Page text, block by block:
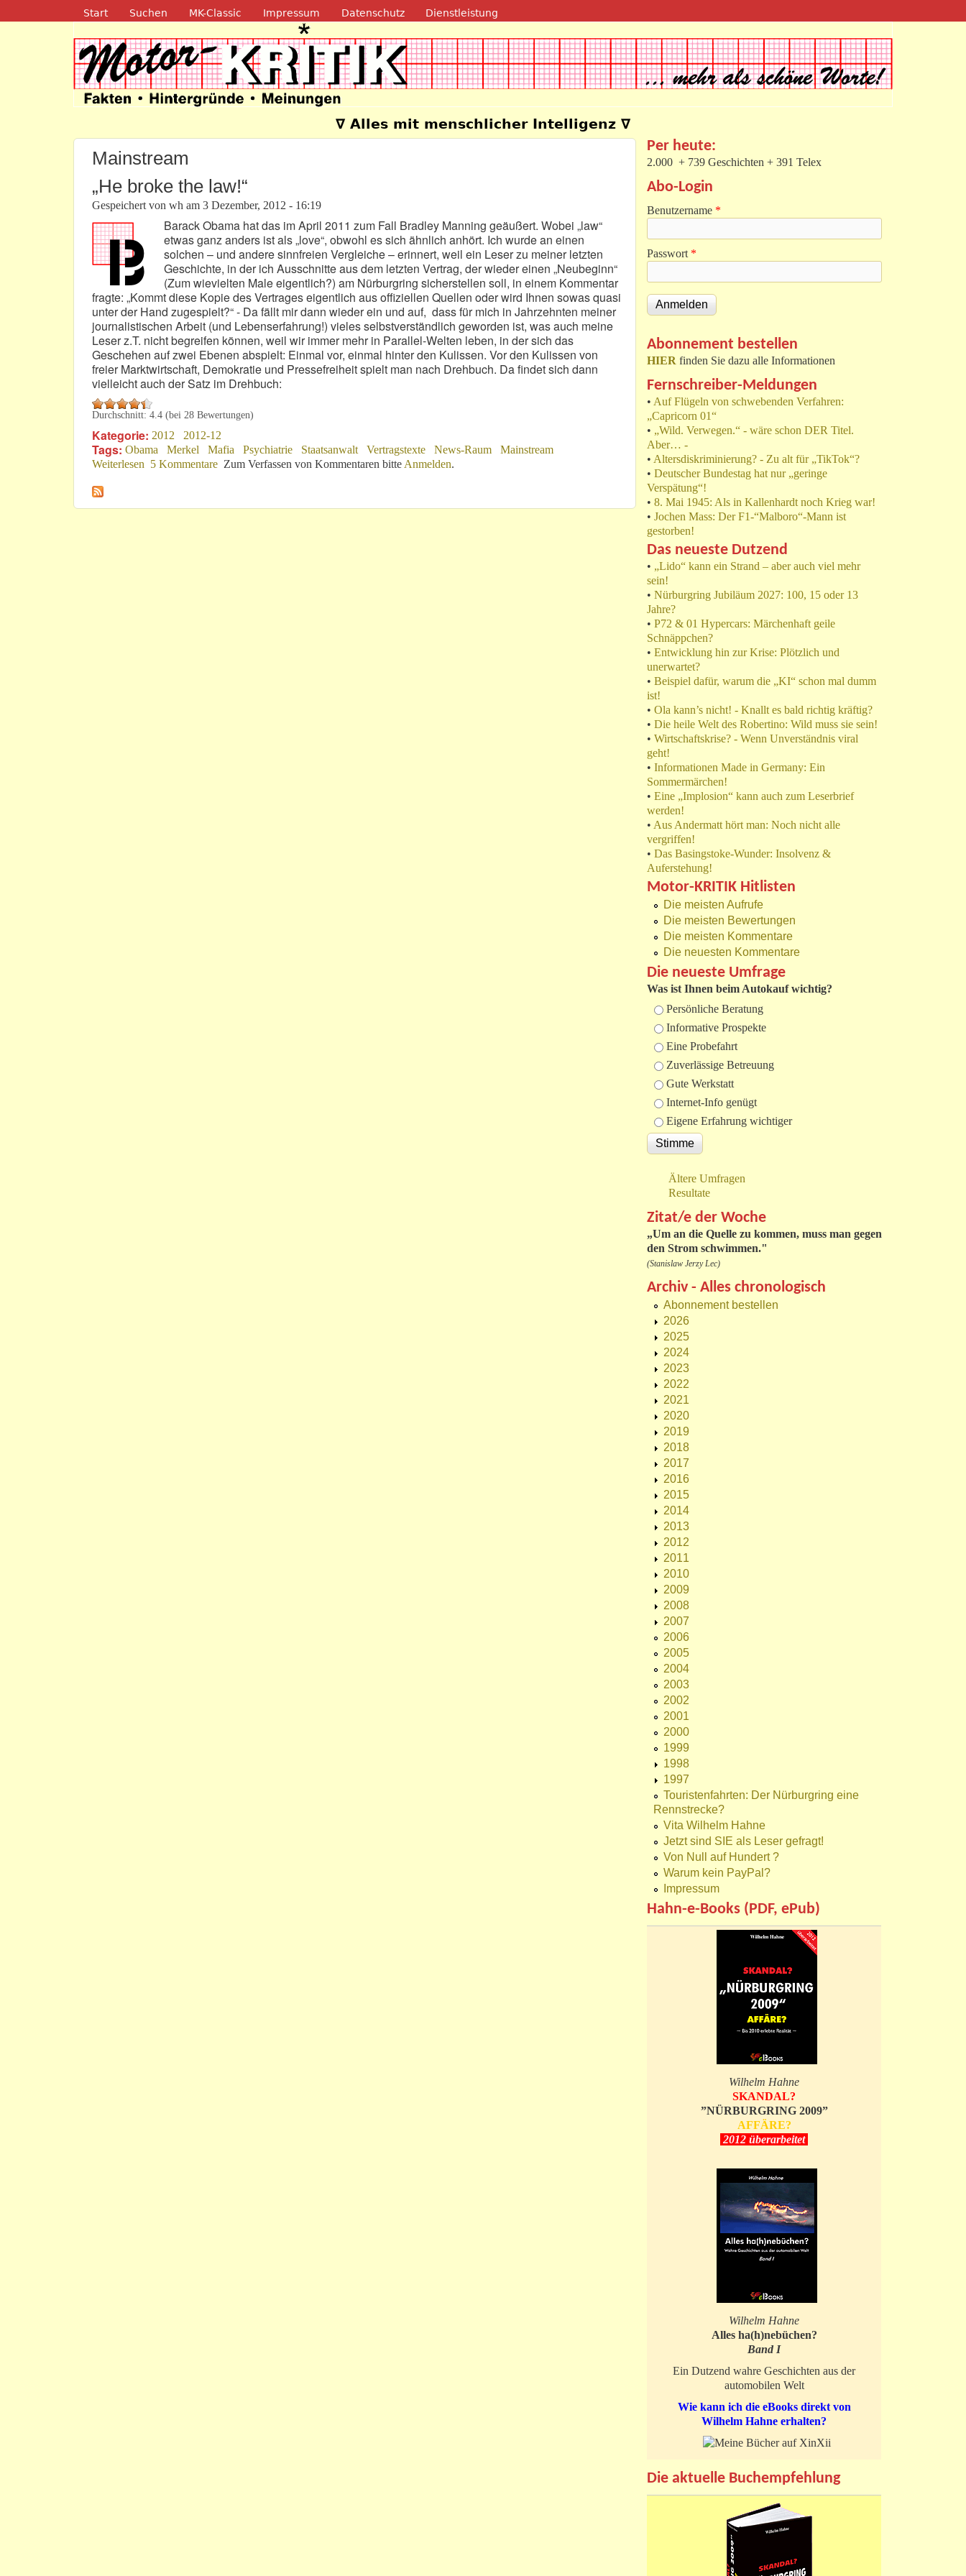
Direkt zum Inhalt
Navigation
Start Suchen MK-Classic Impressum Datenschutz Dienstleistung
Motor-Kritik.de∇ Alles mit menschlicher Intelligenz ∇
Mainstream
„He broke the law!“
Gespeichert von wh am 3 Dezember, 2012 - 16:19
Barack Obama hat das im April 2011 zum Fall Bradley Manning geäußert. Wobei „law“
etwas ganz anders ist als „love“, obwohl es sich ähnlich anhört. Ich wurde an einen
solchen – und andere sinnfreien Vergleiche – erinnert, weil ein Leser zu meiner letzten
Geschichte, in der ich Ausschnitte aus dem letzten Vertrag, der wieder einen „Neubeginn“
(Zum wievielten Male eigentlich?) am Nürburgring sicherstellen soll, in einem Kommentar
fragte: „Kommt diese Kopie des Vertrages eigentlich aus offiziellen Quellen oder wird Ihnen sowas quasi
unter der Hand zugespielt?“ - Da fällt mir dann wieder ein und auf, dass für mich in Jahrzehnten meiner
journalistischen Arbeit (und Lebenserfahrung!) vieles selbstverständlich geworden ist, was auch meine
Leser z.T. nicht begreifen können, weil wir immer mehr in Parallel-Welten leben, in der sich das
Geschehen auf zwei Ebenen abspielt: Einmal vor, einmal hinter den Kulissen. Vor den Kulissen von
freier Marktwirtschaft, Demokratie und Pressefreiheit spielt man nach Drehbuch. Da findet sich dann
vielleicht auch der Satz im Drehbuch:
Durchschnitt: 4.4 (bei 28 Bewertungen)
Kategorie: 2012 2012-12
Tags: Obama Merkel Mafia Psychiatrie Staatsanwalt Vertragstexte News-Raum
Mainstream
Weiterlesen über „He broke the law!“
5 Kommentare Zum Verfassen von Kommentaren bitte Anmelden.
Per heute:
2.000 + 739 Geschichten + 391 Telex
Abo-Login
Benutzername *
Passwort *
Abonnement bestellen
HIER finden Sie dazu alle Informationen
Fernschreiber-Meldungen
• Auf Flügeln von schwebenden Verfahren:
„Capricorn 01“
• „Wild. Verwegen.“ - wäre schon DER Titel.
Aber… -
• Altersdiskriminierung? - Zu alt für „TikTok“?
• Deutscher Bundestag hat nur „geringe
Verspätung“!
• 8. Mai 1945: Als in Kallenhardt noch Krieg war!
• Jochen Mass: Der F1-“Malboro“-Mann ist
gestorben!
Das neueste Dutzend
• „Lido“ kann ein Strand – aber auch viel mehr
sein!
• Nürburgring Jubiläum 2027: 100, 15 oder 13
Jahre?
• P72 & 01 Hypercars: Märchenhaft geile
Schnäppchen?
• Entwicklung hin zur Krise: Plötzlich und
unerwartet?
• Beispiel dafür, warum die „KI“ schon mal dumm
ist!
• Ola kann’s nicht! - Knallt es bald richtig kräftig?
• Die heile Welt des Robertino: Wild muss sie sein!
• Wirtschaftskrise? - Wenn Unverständnis viral
geht!
• Informationen Made in Germany: Ein
Sommermärchen!
• Eine „Implosion“ kann auch zum Leserbrief
werden!
• Aus Andermatt hört man: Noch nicht alle
vergriffen!
• Das Basingstoke-Wunder: Insolvenz &
Auferstehung!
Motor-KRITIK Hitlisten
Die meisten Aufrufe
Die meisten Bewertungen
Die meisten Kommentare
Die neuesten Kommentare
Die neueste Umfrage
Was ist Ihnen beim Autokauf wichtig?
Auswahlmöglichkeiten
Persönliche Beratung
Informative Prospekte
Eine Probefahrt
Zuverlässige Betreuung
Gute Werkstatt
Internet-Info genügt
Eigene Erfahrung wichtiger
Ältere Umfragen
Resultate
Zitat/e der Woche
„Um an die Quelle zu kommen, muss man gegen
den Strom schwimmen."
(Stanislaw Jerzy Lec)
Archiv - Alles chronologisch
Abonnement bestellen
2026
2025
2024
2023
2022
2021
2020
2019
2018
2017
2016
2015
2014
2013
2012
2011
2010
2009
2008
2007
2006
2005
2004
2003
2002
2001
2000
1999
1998
1997
Touristenfahrten: Der Nürburgring eine
Rennstrecke?
Vita Wilhelm Hahne
Jetzt sind SIE als Leser gefragt!
Von Null auf Hundert ?
Warum kein PayPal?
Impressum
Hahn-e-Books (PDF, ePub)
Wilhelm Hahne
SKANDAL?
”NÜRBURGRING 2009”
AFFÄRE?
2012 überarbeitet
Wilhelm Hahne
Alles ha(h)nebüchen?
Band I
Ein Dutzend wahre Geschichten aus der
automobilen Welt
Wie kann ich die eBooks direkt von
Wilhelm Hahne erhalten?
Die aktuelle Buchempfehlung